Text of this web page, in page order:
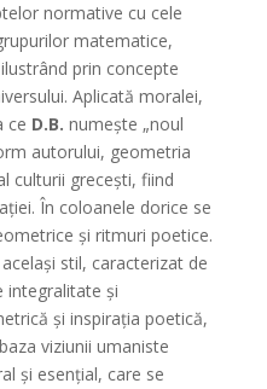
normative cu cele
matematice,
prin concepte
Aplicată moralei,
ce D.B. numeşte „noul
autorului, geometria
culturii greceşti, fiind
În coloanele dorice se
şi ritmuri poetice.
stil, caracterizat de
integralitate şi
şi inspiraţia poetică,
viziunii umaniste
şi esenţial, care se